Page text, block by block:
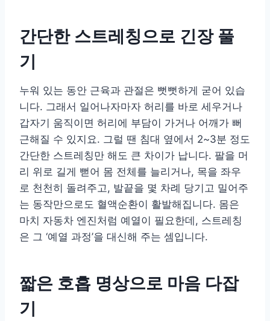
간단한 스트레칭으로 긴장 풀
기
누워 있는 동안 근육과 관절은 뻣뻣하게 굳어 있습
니다. 그래서 일어나자마자 허리를 바로 세우거나
갑자기 움직이면 허리에 부담이 가거나 어깨가 뻐
근해질 수 있지요. 그럴 땐 침대 옆에서 2~3분 정도
간단한 스트레칭만 해도 큰 차이가 납니다. 팔을 머
리 위로 길게 뻗어 몸 전체를 늘리거나, 목을 좌우
로 천천히 돌려주고, 발끝을 몇 차례 당기고 밀어주
는 동작만으로도 혈액순환이 활발해집니다. 몸은
마치 자동차 엔진처럼 예열이 필요한데, 스트레칭
은 그 ‘예열 과정’을 대신해 주는 셈입니다.
짧은 호흡 명상으로 마음 다잡
기